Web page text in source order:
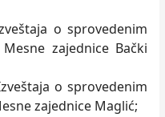
o sprovedenim
zajednice Bački
o sprovedenim
zajednice Maglić;